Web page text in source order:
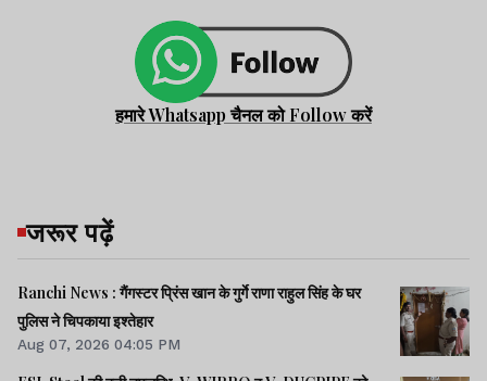
हमारे Whatsapp चैनल को Follow करें
जरूर पढ़ें
Ranchi News : गैंगस्टर प्रिंस खान के गुर्गे राणा राहुल सिंह के घर
पुलिस ने चिपकाया इश्तेहार
Aug 07, 2026 04:05 PM